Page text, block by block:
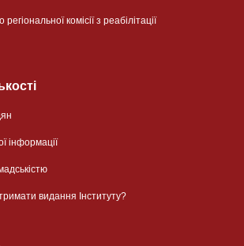
комісії з реабілітації
інформації
видання Інституту?